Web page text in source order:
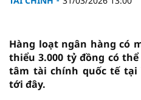
Hàng loạt ngân hàng có
thiểu 3.000 tỷ đồng có
tâm tài chính quốc tế tại
tới đây.